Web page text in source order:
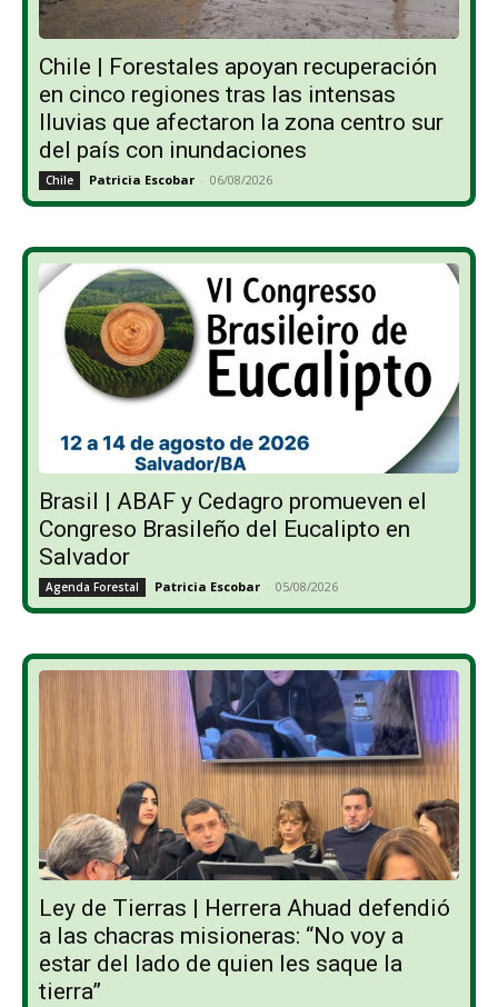
Chile | Forestales apoyan recuperación
en cinco regiones tras las intensas
lluvias que afectaron la zona centro sur
del país con inundaciones
Chile Patricia Escobar - 06/08/2026
Brasil | ABAF y Cedagro promueven el
Congreso Brasileño del Eucalipto en
Salvador
Agenda Forestal Patricia Escobar - 05/08/2026
Ley de Tierras | Herrera Ahuad defendió
a las chacras misioneras: “No voy a
estar del lado de quien les saque la
tierra”